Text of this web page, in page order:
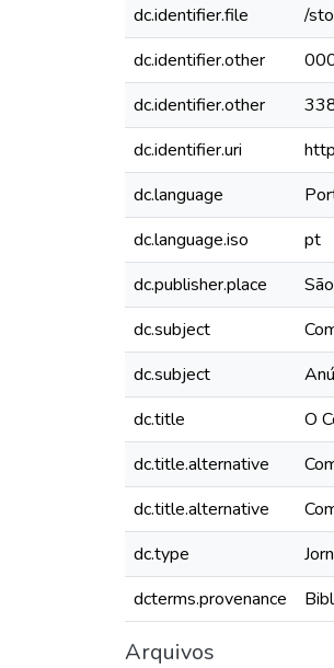
dc.identifier.file
/
dc.identifier.other
dc.identifier.other
dc.identifier.uri
dc.language
dc.language.iso
pt
dc.publisher.place
dc.subject
dc.subject
dc.title
O
dc.title.alternative
dc.title.alternative
dc.type
dcterms.provenance
Arquivos